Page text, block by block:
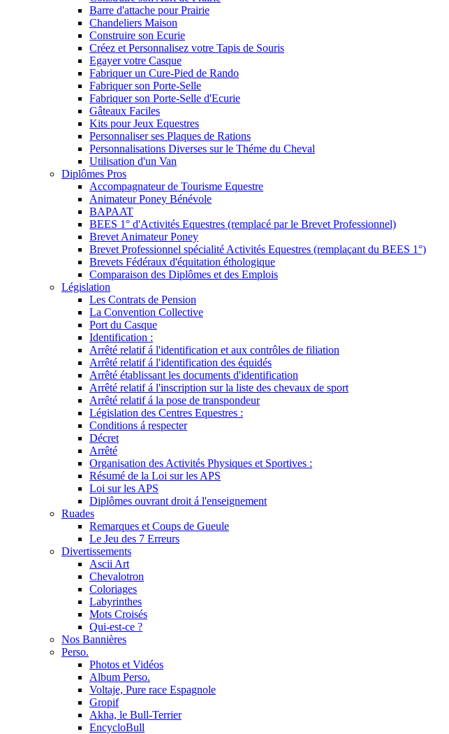
Barre d'attache pour Prairie
Chandeliers Maison
Construire son Ecurie
Créez et Personnalisez votre Tapis de Souris
Egayer votre Casque
Fabriquer un Cure-Pied de Rando
Fabriquer son Porte-Selle
Fabriquer son Porte-Selle d'Ecurie
Gâteaux Faciles
Kits pour Jeux Equestres
Personnaliser ses Plaques de Rations
Personnalisations Diverses sur le Théme du Cheval
Utilisation d'un Van
Diplômes Pros
Accompagnateur de Tourisme Equestre
Animateur Poney Bénévole
BAPAAT
BEES 1° d'Activités Equestres (remplacé par le Brevet Professionnel)
Brevet Animateur Poney
Brevet Professionnel spécialité Activités Equestres (remplaçant du BEES 1°)
Brevets Fédéraux d'équitation éthologique
Comparaison des Diplômes et des Emplois
Législation
Les Contrats de Pension
La Convention Collective
Port du Casque
Identification :
Arrêté relatif á l'identification et aux contrôles de filiation
Arrêté relatif á l'identification des équidés
Arrêté établissant les documents d'identification
Arrêté relatif á l'inscription sur la liste des chevaux de sport
Arrêté relatif á la pose de transpondeur
Législation des Centres Equestres :
Conditions á respecter
Décret
Arrêté
Organisation des Activités Physiques et Sportives :
Résumé de la Loi sur les APS
Loi sur les APS
Diplômes ouvrant droit á l'enseignement
Ruades
Remarques et Coups de Gueule
Le Jeu des 7 Erreurs
Divertissements
Ascii Art
Chevalotron
Coloriages
Labyrinthes
Mots Croisés
Qui-est-ce ?
Nos Bannières
Perso.
Photos et Vidéos
Album Perso.
Voltaje, Pure race Espagnole
Gropif
Akha, le Bull-Terrier
EncycloBull